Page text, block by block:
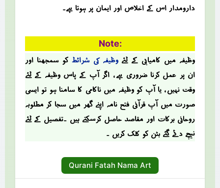
دارومدار اس کے اخلاص اور ایمان پر ہوتا ہے۔
Note:
وظیفہ میں کامیابی کے لئے وظیفہ کی شرائط کو سمجھنا اور
ان پر عمل کرنا ضروری ہے ، اگر آپ کے پاس وظیفہ کے لئے
وقت نہیں ، یا آپ کو وظیفہ میں ناکامی کا سامنا ہو تو ایسی
صؤرت میں آپ قرآنی فتح نامہ اپنے گھر میں سجا کر مطلوبہ
روحانی برکات اور مقاصد حاصل کرسکتے ہیں ۔تفصیل کے لئے
نیچے دئے گئے بٹن کو کلک کریں ۔
Qurani Fatah Nama Art